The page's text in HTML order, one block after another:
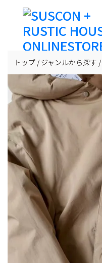
トップ ジャンルから探す